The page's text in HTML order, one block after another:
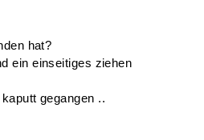
hat?
ein einseitiges ziehen
gegangen ..